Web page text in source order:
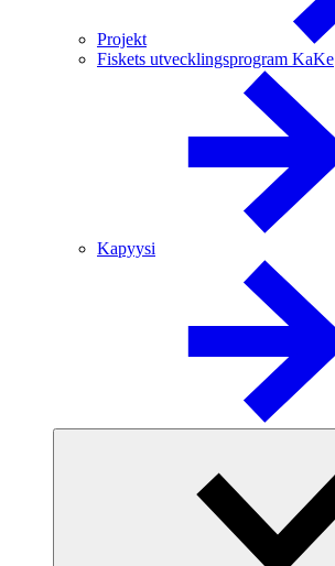
Projekt
Fiskets utvecklingsprogram KaKe
Kapyysi